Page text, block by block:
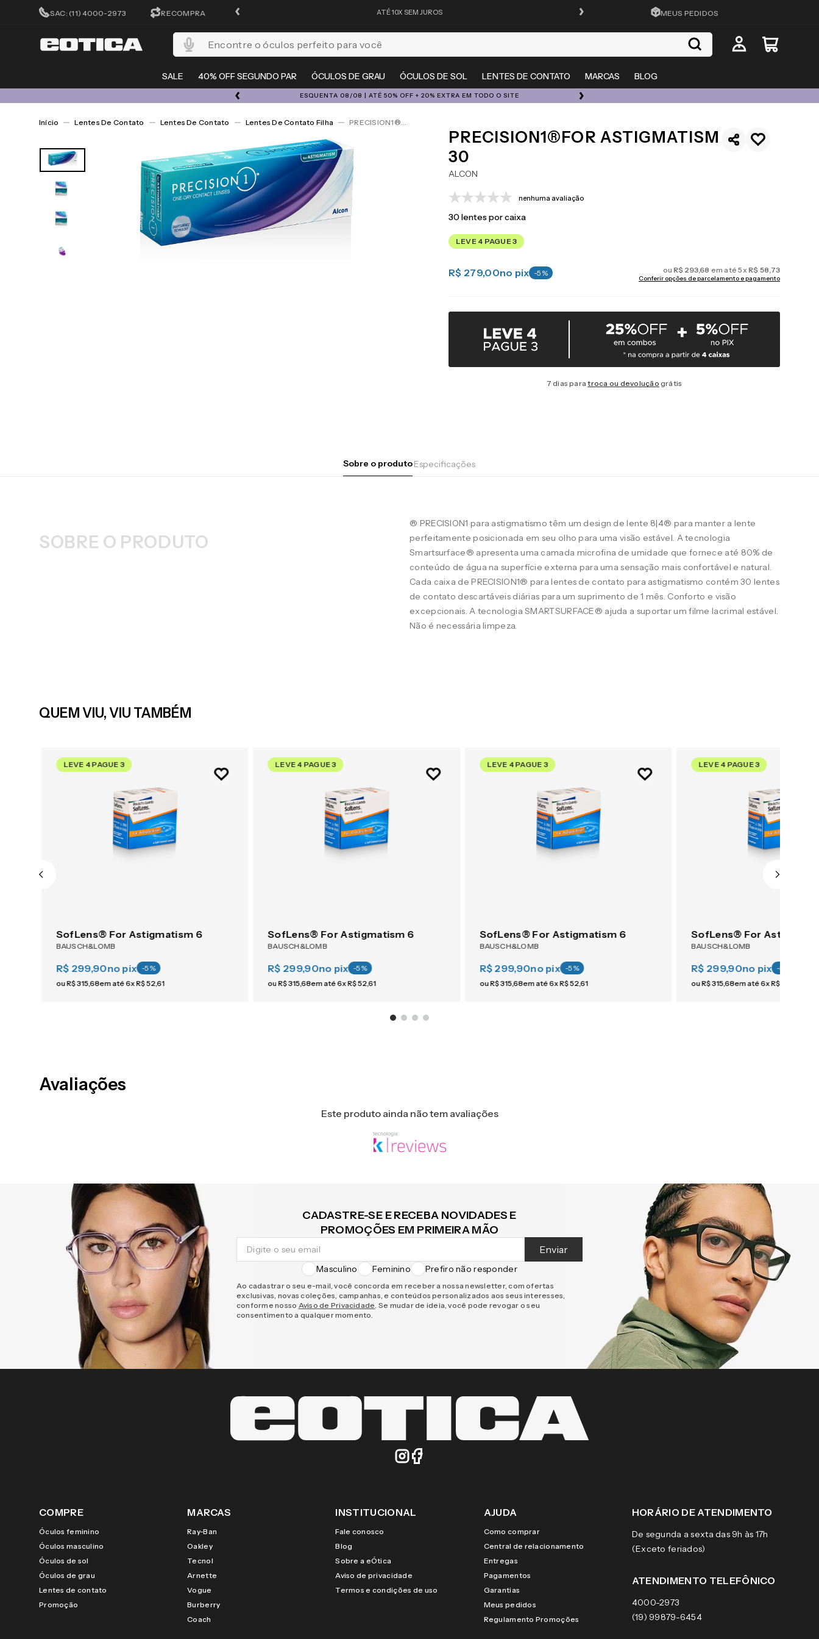
SAC: (11) 4000-2973 RECOMPRA
FRETE GRÁTIS EM TODO O SITE ATÉ 10X SEM JUROS CADASTRA-SE E GANHE 15%OFF
MEUS PEDIDOS
SALE 40% OFF SEGUNDO PAR ÓCULOS DE GRAU ÓCULOS DE SOL LENTES DE CONTATO MARCAS BLOG
Encontre o óculos perfeito para você
E LENTES COM ATÉ 50% OFF + 20% EXTRA NO CUPOM ESQUENTA ESQUENTA 08/08 | ATÉ 50% OFF + 20% EXTRA EM TODO O SITE ÓCULOS DE GRAU, SOL E LENTES COM ATÉ 50% OFF + 20% EXTRA
Lentes De Contato Lentes De Contato Lentes De Contato Filha PRECISION1®for Astigmatism 30
PRECISION1®FOR ASTIGMATISM
30
ALCON
nenhuma avaliação
30lentes por caixa
LEVE 4 PAGUE 3
R$ 279,00no pix -5 % ou R$ 293,68 em até5x R$ 58,73
Conferir opções de parcelamento e pagamento
7 dias paratroca ou devolução grátis
Sobre o produtoEspecificações
SOBRE O PRODUTO
® PRECISION1 para astigmatismo têm um design de lente 8|4® para manter a lente
perfeitamente posicionada em seu olho para uma visão estável. A tecnologia
Smartsurface® apresenta uma camada microfina de umidade que fornece até 80% de
conteúdo de água na superfície externa para uma sensação mais confortável e natural.
Cada caixa de PRECISION1® para lentes de contato para astigmatismo contém 30 lentes
de contato descartáveis diárias para um suprimento de 1 mês. Conforto e visão
excepcionais. A tecnologia SMARTSURFACE® ajuda a suportar um filme lacrimal estável.
Não é necessária limpeza.
QUEM VIU, VIU TAMBÉM
LEVE 4 PAGUE 3
SofLens® For Astigmatism 6
BAUSCH&LOMB
R$ 299,90no pix -5%
ouR$315,68em até6xR$52,61
LEVE 4 PAGUE 3
SofLens® For Astigmatism 6
BAUSCH&LOMB
R$ 299,90no pix -5%
ouR$315,68em até6xR$52,61
LEVE 4 PAGUE 3
SofLens® For Astigmatism 6
BAUSCH&LOMB
R$ 299,90no pix -5%
ouR$315,68em até6xR$52,61
LEVE 4 PAGUE 3
SofLens® For
BAUSCH&LOMB
R$ 299,90no pix -5
ouR$315,68em até6xR$
Avaliações
Este produto ainda não tem avaliações
CADASTRE-SE E RECEBA NOVIDADES E
PROMOÇÕES EM PRIMEIRA MÃO
Enviar
Masculino Feminino Prefiro não responder
Ao cadastrar o seu e-mail, você concorda em receber a nossa newsletter, com ofertas
exclusivas, novas coleções, campanhas, e conteúdos personalizados aos seus interesses,
conforme nosso Aviso de Privacidade . Se mudar de ideia, você pode revogar o seu
consentimento a qualquer momento.
COMPRE
Óculos feminino
Óculos masculino
Óculos de sol
Óculos de grau
Lentes de contato
Promoção
MARCAS
Ray-Ban
Oakley
Tecnol
Arnette
Vogue
Burberry
Coach
INSTITUCIONAL
Fale conosco
Blog
Sobre a eÓtica
Aviso de privacidade
Termos e condições de uso
AJUDA
Como comprar
Central de relacionamento
Entregas
Pagamentos
Garantias
Meus pedidos
Regulamento Promoções
HORÁRIO DE ATENDIMENTO
De segunda a sexta das 9h às 17h
(Exceto feriados)
ATENDIMENTO TELEFÔNICO
4000-2973
(19) 99879-6454